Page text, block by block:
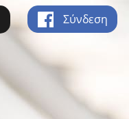
Σύνδεση